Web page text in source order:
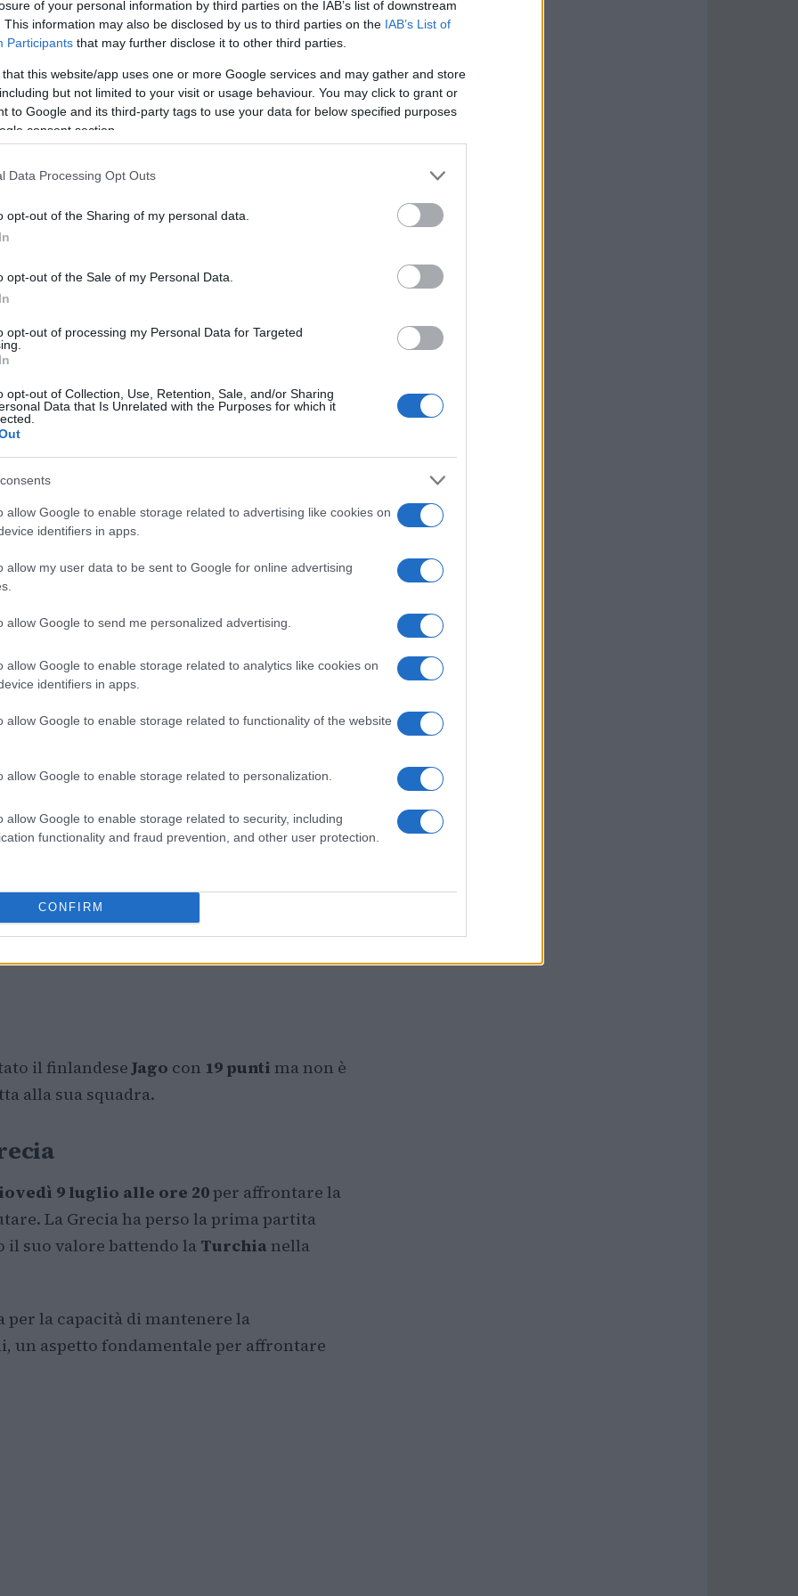
of your personal information by third parties on the IAB’s list of downstream
This information may also be disclosed by us to third parties on the IAB’s List of
Participants that may further disclose it to other third parties.
that this website/app uses one or more Google services and may gather and store
but not limited to your visit or usage behaviour. You may click to grant or
to Google and its third-party tags to use your data for below specified purposes
consent section.
Data Processing Opt Outs
opt-out of the Sharing of my personal data.
opt-out of the Sale of my Personal Data.
opt-out of processing my Personal Data for Targeted
opt-out of Collection, Use, Retention, Sale, and/or Sharing
Data that Is Unrelated with the Purposes for which it
allow Google to enable storage related to advertising like cookies on
identifiers in apps.
allow my user data to be sent to Google for online advertising
allow Google to send me personalized advertising.
allow Google to enable storage related to analytics like cookies on
identifiers in apps.
allow Google to enable storage related to functionality of the website
allow Google to enable storage related to personalization.
allow Google to enable storage related to security, including
functionality and fraud prevention, and other user protection.
CONFIRM
il secondo posto solitario
nella
grande determinazione e capacità
nei dettagli
vero banco di prova per gli azzurrini.
che ha preso il comando iniziale, l’Italia
a unagrande concentrazione
nel quarto set, con due
della partita. AncheDiego Bussolari
il finlandeseJago con 19 punti ma non è
alla sua squadra.
9 luglio alle ore 20per affrontare la
La Grecia ha perso la prima partita
il suo valore battendo la Turchia nella
per la capacità di mantenere la
un aspetto fondamentale per affrontare